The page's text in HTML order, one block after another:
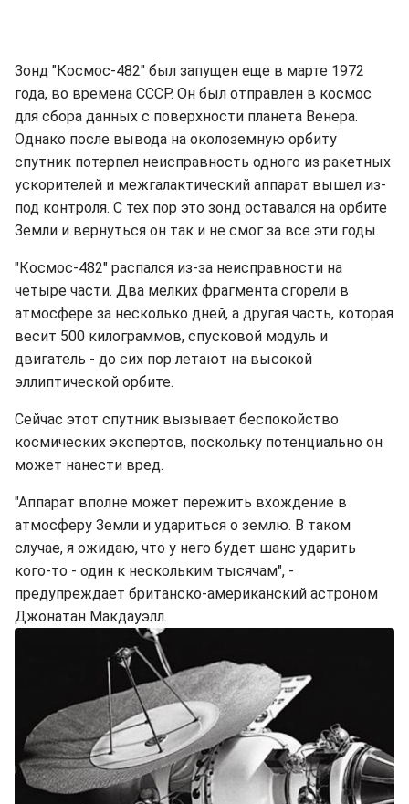
Зонд "Космос-482" был запущен еще в марте 1972
года, во времена СССР. Он был отправлен в космос
для сбора данных с поверхности планета Венера.
Однако после вывода на околоземную орбиту
спутник потерпел неисправность одного из ракетных
ускорителей и межгалактический аппарат вышел из-
под контроля. С тех пор это зонд оставался на орбите
Земли и вернуться он так и не смог за все эти годы.
"Космос-482" распался из-за неисправности на
четыре части. Два мелких фрагмента сгорели в
атмосфере за несколько дней, а другая часть, которая
весит 500 килограммов, спусковой модуль и
двигатель - до сих пор летают на высокой
эллиптической орбите.
Сейчас этот спутник вызывает беспокойство
космических экспертов, поскольку потенциально он
может нанести вред.
"Аппарат вполне может пережить вхождение в
атмосферу Земли и удариться о землю. В таком
случае, я ожидаю, что у него будет шанс ударить
кого-то - один к нескольким тысячам", -
предупреждает британско-американский астроном
Джонатан Макдауэлл.